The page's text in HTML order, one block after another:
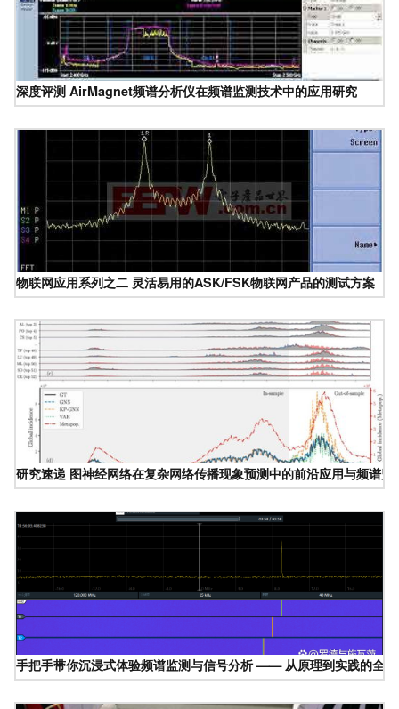
深度评测 AirMagnet频谱分析仪在频谱监测技术中的应用研究
物联网应用系列之二 灵活易用的ASK/FSK物联网产品的测试方案
研究速递 图神经网络在复杂网络传播现象预测中的前沿应用与频谱监
手把手带你沉浸式体验频谱监测与信号分析 —— 从原理到实践的全